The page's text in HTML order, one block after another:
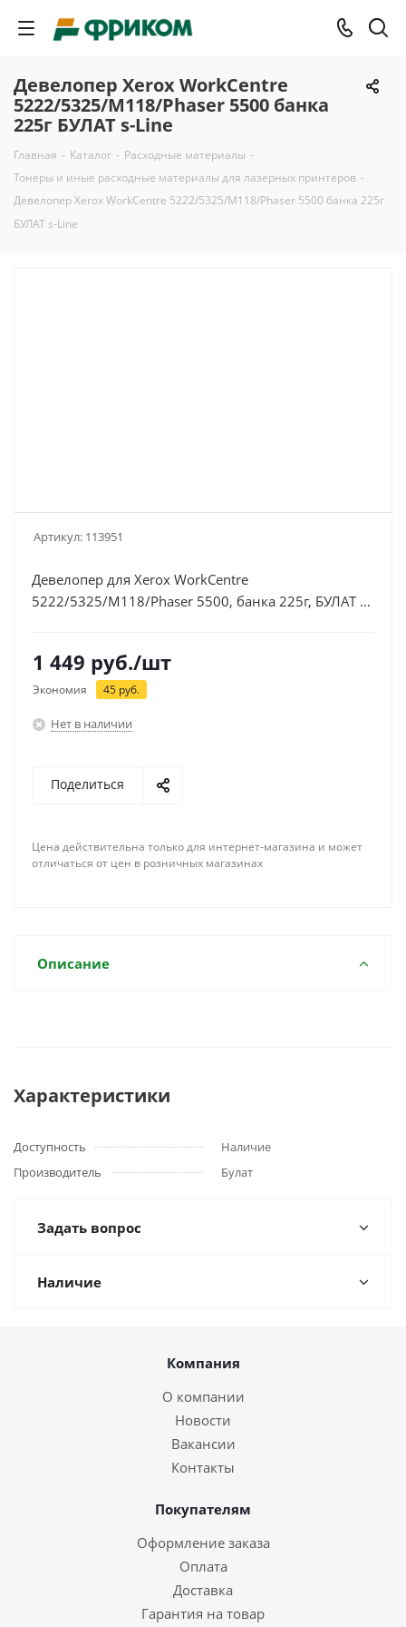
Девелопер Xerox WorkCentre
5222/5325/M118/Phaser 5500 банка
225г БУЛАТ s-Line
Главная - Каталог - Расходные материалы -
Тонеры и иные расходные материалы для лазерных принтеров -
Девелопер Xerox WorkCentre 5222/5325/M118/Phaser 5500 банка 225г
БУЛАТ s-Line
Артикул: 113951
Девелопер для Xerox WorkCentre
5222/5325/M118/Phaser 5500, банка 225г, БУЛАТ s-
1 449 руб./шт
Экономия 45 руб.
Нет в наличии
Поделиться
Цена действительна только для интернет-магазина и может
отличаться от цен в розничных магазинах
Описание
Характеристики
Доступность
Наличие
Производитель
Булат
Задать вопрос
Наличие
Компания
О компании
Новости
Вакансии
Контакты
Покупателям
Оформление заказа
Оплата
Доставка
Гарантия на товар